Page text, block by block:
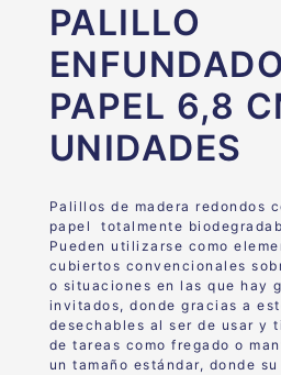
PALILLO
PAPEL 6,8
UNIDADES
Palillos de madera redondos
papel totalmente
Pueden utilizarse como
cubiertos convencionales
o situaciones en las que hay
invitados, donde gracias a
desechables al ser de usar y
de tareas como fregado o
un tamaño estándar, donde